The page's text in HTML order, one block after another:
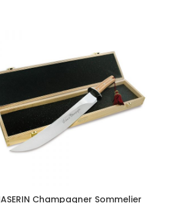
READ MORE
Champagner Sommelier